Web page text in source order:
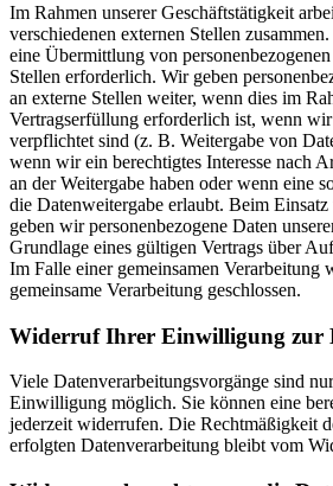
Im Rahmen unserer Geschäftstätigkeit
verschiedenen externen Stellen
eine Übermittlung von
Stellen erforderlich. Wir geben
an externe Stellen weiter, wenn dies im
Vertragserfüllung erforderlich ist, wenn
verpflichtet sind (z. B. Weitergabe von
wenn wir ein berechtigtes Interesse nach
an der Weitergabe haben oder wenn eine
die Datenweitergabe erlaubt. Beim
geben wir personenbezogene Daten
Grundlage eines gültigen Vertrags über
Im Falle einer gemeinsamen Verarbeitung
gemeinsame Verarbeitung geschlossen.
Widerruf Ihrer Einwilligung zur
Viele Datenverarbeitungsvorgänge sind
Einwilligung möglich. Sie können eine
jederzeit widerrufen. Die Rechtmäßigkeit
erfolgten Datenverarbeitung bleibt vom